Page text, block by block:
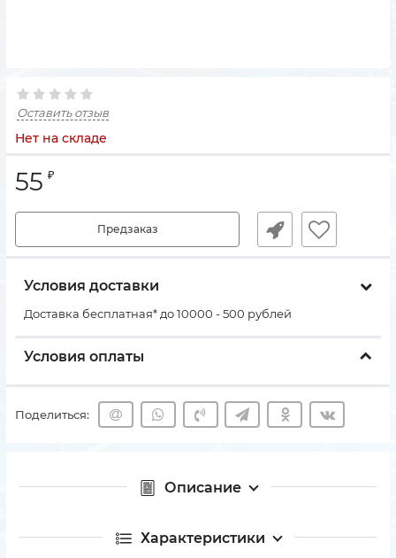
Оставить отзыв
Нет на складе
55 ₽
Предзаказ
Условия доставки
Доставка бесплатная* до 10000 - 500 рублей
Условия оплаты
Поделиться:
Описание
Характеристики